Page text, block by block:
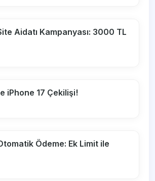
Aidatı Kampanyası: 3000 TL
iPhone 17 Çekilişi!
Ödeme: Ek Limit ile